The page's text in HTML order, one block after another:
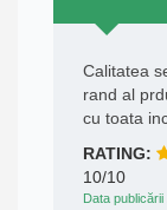
Calitatea
rand al
cu toata
RATING:
10/10
Data